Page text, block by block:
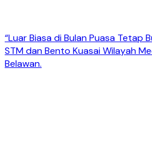
“Luar Biasa di Bulan Puasa Tetap
STM dan Bento Kuasai Wilayah
Belawan.